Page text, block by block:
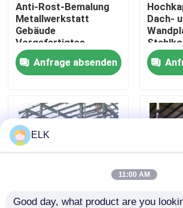
Qualitätskontrolle
Kontakt mit uns
Rechtssachen
Stahlkonstruktionslager
Anti-Rost-Bemalung
Metallwerkstatt
Gebäude
Vorgefertigtes
Metalllager ODM
Anfrage absenden
Dach-
ELK
11:00 AM
Good day, what product are you